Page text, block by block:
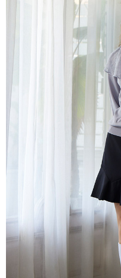
每筆NT$80，滿NT$2,000(含
每筆NT$100，滿NT$2,000(